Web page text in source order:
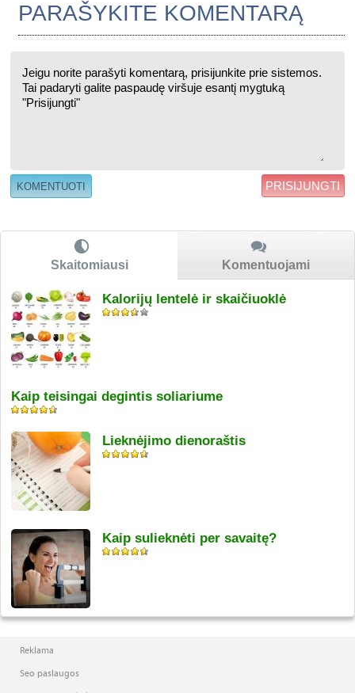
PARAŠYKITE KOMENTARĄ
PRISIJUNGTI
Skaitomiausi Komentuojami
Kalorijų lentelė ir skaičiuoklė
Kaip teisingai degintis soliariume
Lieknėjimo dienoraštis
Kaip sulieknėti per savaitę?
Reklama
Seo paslaugos